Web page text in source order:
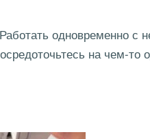
одновременно с
на чем-то